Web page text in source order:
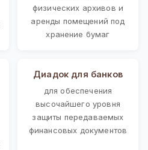
физических архивов и
аренды помещений под
хранение бумаг
Диадок для банков
для обеспечения
высочайшего уровня
защиты передаваемых
финансовых документов